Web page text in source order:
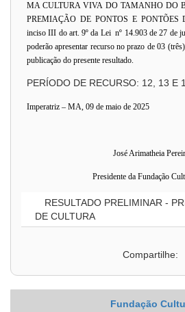
MA CULTURA VIVA DO TAMANHO DO
PREMIAÇÃO DE PONTOS E PONTÕES
inciso III do art. 9º da Lei nº 14.903 de 27 de
poderão apresentar recurso no prazo de 03
publicação do presente resultado.
PERÍODO DE RECURSO: 12, 13 E
Imperatriz – MA, 09 de maio de 2025
José Arimatheia
Presidente da Fundação
RESULTADO PRELIMINAR -
DE CULTURA
Compartilhe:
Fundação